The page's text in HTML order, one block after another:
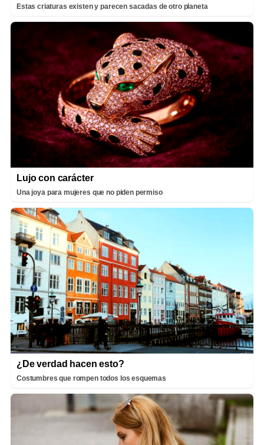
Estas criaturas existen y parecen sacadas de otro planeta
Lujo con carácter
Una joya para mujeres que no piden permiso
¿De verdad hacen esto?
Costumbres que rompen todos los esquemas